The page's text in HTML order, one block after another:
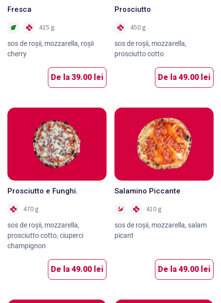
Fresca
415 g
sos de roşii, mozzarella, roşii
cherry
De la 39.00 lei
Prosciutto
450 g
sos de roşii, mozzarella,
prosciutto cotto
De la 49.00 lei
Prosciutto e Funghi.
470 g
sos de roşii, mozzarella,
prosciutto cotto, ciuperci
champignon
De la 49.00 lei
Salamino Piccante
410 g
sos de roşii, mozzarella, salam
picant
De la 49.00 lei